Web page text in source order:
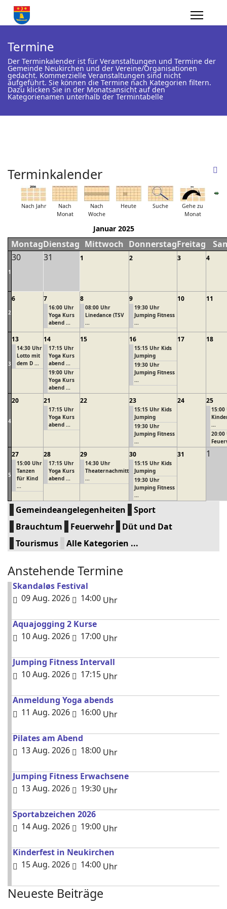
Termine
Der Terminkalender ist für Veranstaltungen und Termine der
Gemeinde Neukirchen und der Vereine/Organisationen
gedacht. Kommerzielle Veranstaltungen sind nicht
aufgeführt. Sie können die Termine nach Kategorien filtern.
Dazu klicken Sie in der Monatsansicht auf den
Kategorienamen unterhalb der Termintabelle
Terminkalender
Nach Jahr
Nach
Monat
Nach
Woche
Heute Suche
Gehe zu
Monat
Januar 2025
MontagDienstag Mittwoch DonnerstagFreitag
1
30 31 1 2 3 4
2
6 7
16:00 Uhr
Yoga Kurs
abend ...
8
08:00 Uhr
Linedance (TSV
...
9
19:30 Uhr
Jumping Fitness
...
10 11
3
13
14:30 Uhr
Lotto mit
dem D ...
14
17:15 Uhr
Yoga Kurs
abend ...
19:00 Uhr
Yoga Kurs
abend ...
15 16
15:15 Uhr Kids
Jumping
19:30 Uhr
Jumping Fitness
...
17 18
4
20 21
17:15 Uhr
Yoga Kurs
abend ...
22 23
15:15 Uhr Kids
Jumping
19:30 Uhr
Jumping Fitness
...
24 25
15:00
...
20:00
5
27
15:00 Uhr
Tanzen
für Kind
...
28
17:15 Uhr
Yoga Kurs
abend ...
29
14:30 Uhr
Theaternachmitt
...
30
15:15 Uhr Kids
Jumping
19:30 Uhr
Jumping Fitness
...
31 1
Gemeindeangelegenheiten
Sport
Brauchtum
Feuerwehr
Düt und Dat
Tourismus
Alle Kategorien ...
Anstehende Termine
Skandaløs Festival
09 Aug. 2026
14:00 Uhr
Aquajogging 2 Kurse
10 Aug. 2026
17:00 Uhr
Jumping Fitness Intervall
10 Aug. 2026
17:15 Uhr
Anmeldung Yoga abends
11 Aug. 2026
16:00 Uhr
Pilates am Abend
13 Aug. 2026
18:00 Uhr
Jumping Fitness Erwachsene
13 Aug. 2026
19:30 Uhr
Sportabzeichen 2026
14 Aug. 2026
19:00 Uhr
Kinderfest in Neukirchen
15 Aug. 2026
14:00 Uhr
Neueste Beiträge